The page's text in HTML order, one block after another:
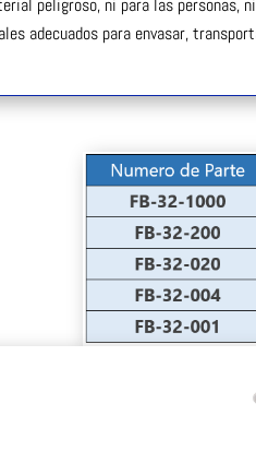
peligroso, ni para las personas,
adecuados para envasar,